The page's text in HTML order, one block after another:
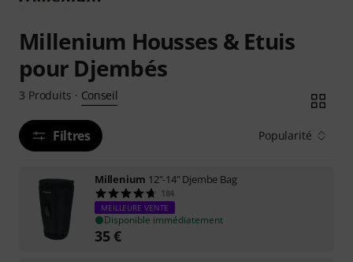
Millenium Housses & Etuis
pour Djembés
3 Produits · Conseil
Filtres Popularité
Millenium 12"-14" Djembe Bag
184
MEILLEURE VENTE
Disponible immédiatement
35€